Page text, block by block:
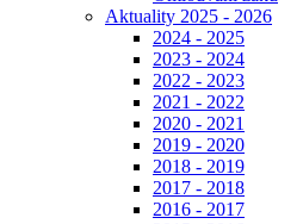
Aktuality 2025 - 2026
2024 - 2025
2023 - 2024
2022 - 2023
2021 - 2022
2020 - 2021
2019 - 2020
2018 - 2019
2017 - 2018
2016 - 2017